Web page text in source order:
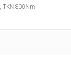
TKN 800Nm